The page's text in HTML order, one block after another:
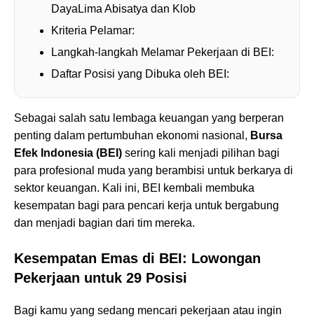
DayaLima Abisatya dan Klob
Kriteria Pelamar:
Langkah-langkah Melamar Pekerjaan di BEI:
Daftar Posisi yang Dibuka oleh BEI:
Sebagai salah satu lembaga keuangan yang berperan
penting dalam pertumbuhan ekonomi nasional, Bursa
Efek Indonesia (BEI) sering kali menjadi pilihan bagi
para profesional muda yang berambisi untuk berkarya di
sektor keuangan. Kali ini, BEI kembali membuka
kesempatan bagi para pencari kerja untuk bergabung
dan menjadi bagian dari tim mereka.
Kesempatan Emas di BEI: Lowongan
Pekerjaan untuk 29 Posisi
Bagi kamu yang sedang mencari pekerjaan atau ingin